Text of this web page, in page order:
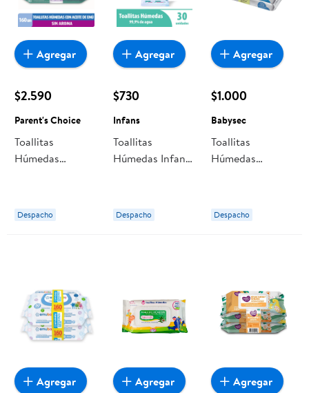
$2.590
Parent's Choice
Toallitas
Húmedas
Despacho
Agregar
$730
Infans
Toallitas
Húmedas Infans
Despacho
Agregar
$1.000
Babysec
Toallitas
Húmedas
Despacho
Agregar
Agregar Agregar Agregar